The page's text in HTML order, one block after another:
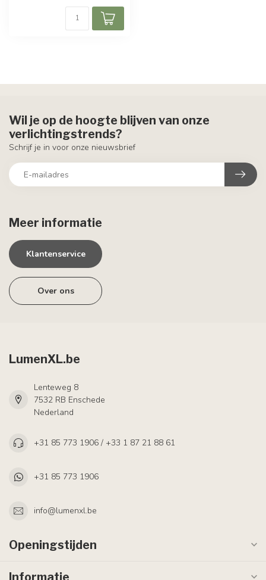
Meer informatie
Klantenservice
Over ons
Wil je op de hoogte blijven van onze
verlichtingstrends?
Schrijf je in voor onze nieuwsbrief
LumenXL.be
Lenteweg 8
7532 RB Enschede
Nederland
+31 85 773 1906 / +33 1 87 21 88 61
+31 85 773 1906
info@lumenxl.be
Openingstijden
Informatie